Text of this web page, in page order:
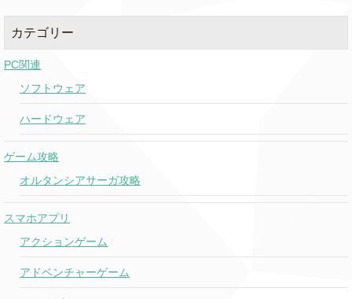
カテゴリー
PC関連
ソフトウェア
ハードウェア
ゲーム攻略
オルタンシアサーガ攻略
スマホアプリ
アクションゲーム
アドベンチャーゲーム